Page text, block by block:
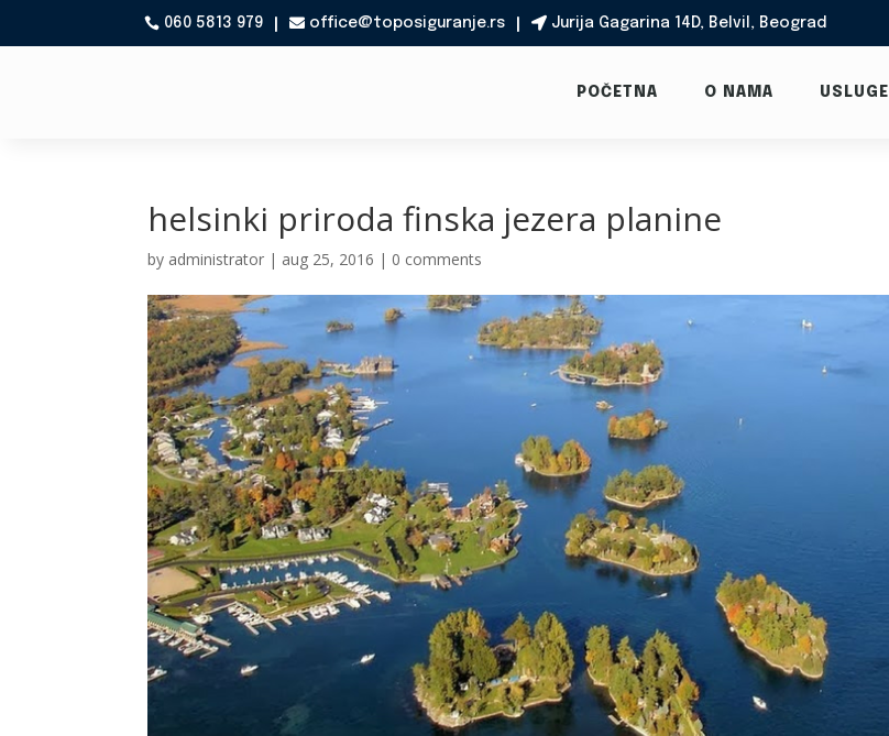
060 5813 979  office@toposiguranje.rs Jurija Gagarina 14D, Belvil, Beograd
POČETNA O NAMA USLUGE
helsinki priroda finska jezera planine
by administrator | aug 25, 2016 | 0 comments